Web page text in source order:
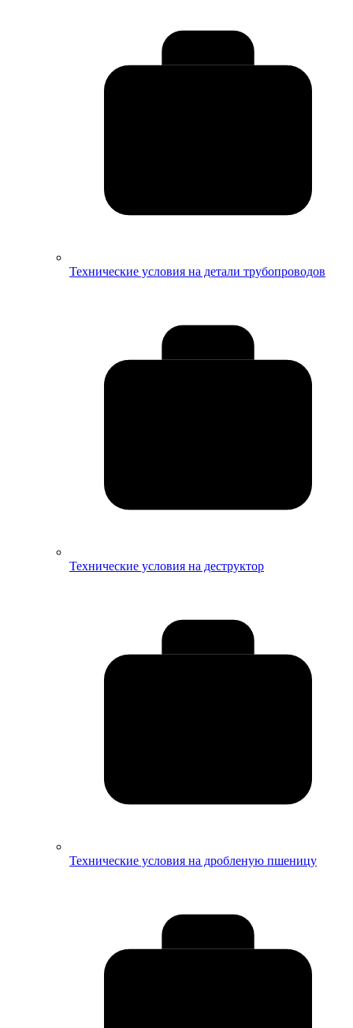
Технические условия на детали трубопроводов
Технические условия на деструктор
Технические условия на дробленую пшеницу